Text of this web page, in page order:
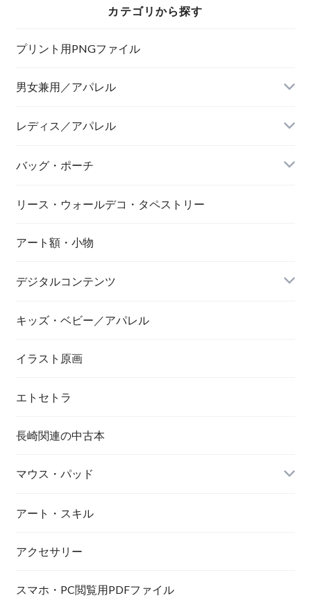
カテゴリから探す
プリント用PNGファイル
男女兼用／アパレル
Tシャツ
レディス／アパレル
バッグ・ポーチ
リース・ウォールデコ・タペストリー
アート額・小物
デジタルコンテンツ
画像／長崎市／景観
キッズ・ベビー／アパレル
イラスト原画
エトセトラ
長崎関連の中古本
マウス・パッド
アート・スキル
アクセサリー
スマホ・PC閲覧用PDFファイル